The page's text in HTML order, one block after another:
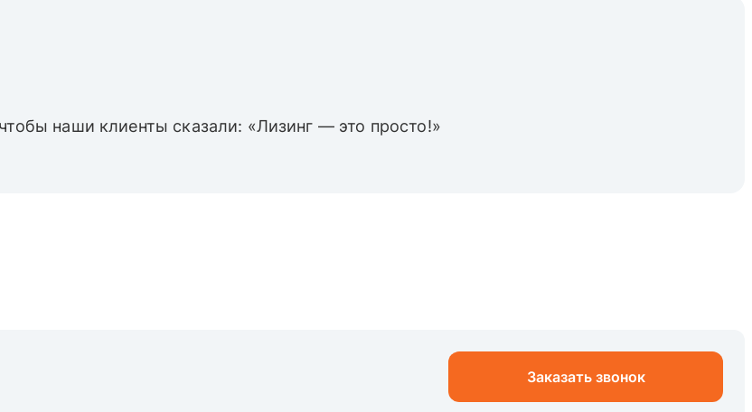
наши клиенты сказали: «Лизинг — это просто!»
Заказать звонок